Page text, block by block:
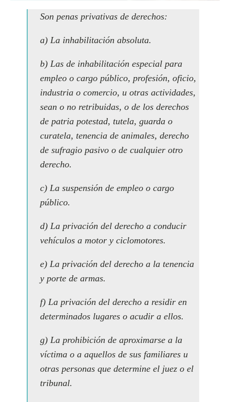
Son penas privativas de derechos:
a) La inhabilitación absoluta.
b) Las de inhabilitación especial para
empleo o cargo público, profesión, oficio,
industria o comercio, u otras actividades,
sean o no retribuidas, o de los derechos
de patria potestad, tutela, guarda o
curatela, tenencia de animales, derecho
de sufragio pasivo o de cualquier otro
derecho.
c) La suspensión de empleo o cargo
público.
d) La privación del derecho a conducir
vehículos a motor y ciclomotores.
e) La privación del derecho a la tenencia
y porte de armas.
f) La privación del derecho a residir en
determinados lugares o acudir a ellos.
g) La prohibición de aproximarse a la
víctima o a aquellos de sus familiares u
otras personas que determine el juez o el
tribunal.